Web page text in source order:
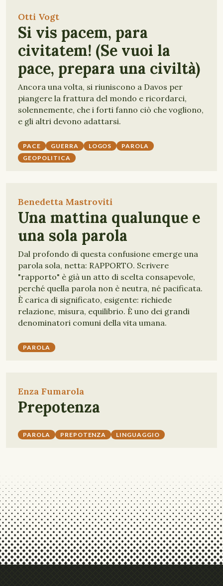
Otti Vogt
Si vis pacem, para
civitatem! (Se vuoi la
pace, prepara una civiltà)
Ancora una volta, si riuniscono a Davos per
piangere la frattura del mondo e ricordarci,
solennemente, che i forti fanno ciò che vogliono,
e gli altri devono adattarsi.
PACE GUERRA LOGOS
PAROLA
GEOPOLITICA
Benedetta Mastroviti
Una mattina qualunque e
una sola parola
Dal profondo di questa confusione emerge una
parola sola, netta: RAPPORTO. Scrivere
"rapporto" è già un atto di scelta consapevole,
perché quella parola non è neutra, né pacificata.
È carica di significato, esigente: richiede
relazione, misura, equilibrio. È uno dei grandi
denominatori comuni della vita umana.
PAROLA
Enza Fumarola
Prepotenza
PAROLA PREPOTENZA LINGUAGGIO